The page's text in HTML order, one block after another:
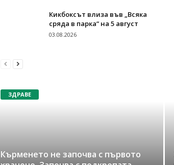
Кикбоксът влиза във „Всяка
сряда в парка“ на 5 август
03.08.2026
ЗДРАВЕ
Кърменето не започва с първото